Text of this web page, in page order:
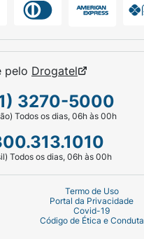
Leite - Derivados :
Soja :
pelo Drogatel
3270-5000
Todos os dias, 06h às 00h
Todos os dias, 06h às 00h
Termo de Uso
Portal da Privacidade
Covid-19
Código de Ética e Conduta